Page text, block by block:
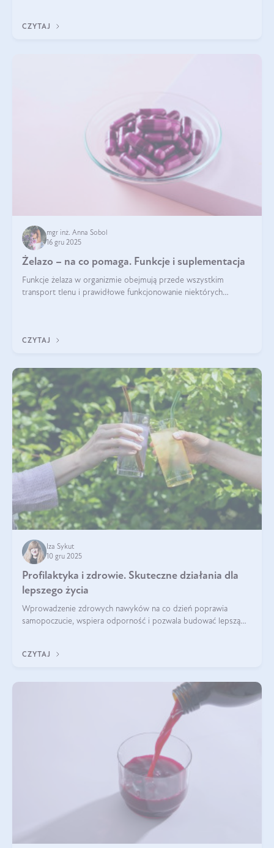
CZYTAJ
mgr inż. Anna Sobol
16 gru 2025
Żelazo – na co pomaga. Funkcje i suplementacja
Funkcje żelaza w organizmie obejmują przede wszystkim
transport tlenu i prawidłowe funkcjonowanie niektórych
CZYTAJ
Iza Sykut
10 gru 2025
Profilaktyka i zdrowie. Skuteczne działania dla
lepszego życia
Wprowadzenie zdrowych nawyków na co dzień poprawia
samopoczucie, wspiera odporność i pozwala budować lepszą
CZYTAJ